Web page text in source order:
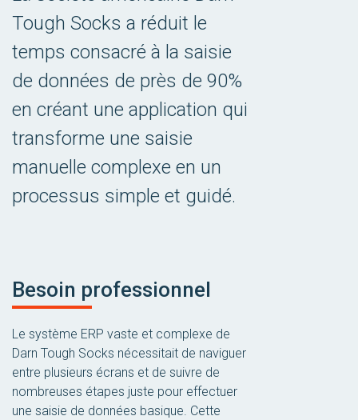
Tough Socks a réduit le
temps consacré à la saisie
de données de près de 90%
en créant une application qui
transforme une saisie
manuelle complexe en un
processus simple et guidé.
Besoin professionnel
Le système ERP vaste et complexe de
Darn Tough Socks nécessitait de naviguer
entre plusieurs écrans et de suivre de
nombreuses étapes juste pour effectuer
une saisie de données basique. Cette